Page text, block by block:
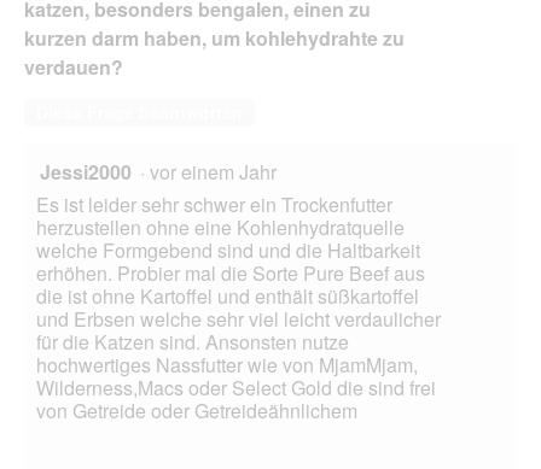
katzen, besonders bengalen, einen zu
kurzen darm haben, um kohlehydrahte zu
verdauen?
Jessi2000 · vor einem Jahr
Es ist leider sehr schwer ein Trockenfutter
herzustellen ohne eine Kohlenhydratquelle
welche Formgebend sind und die Haltbarkeit
erhöhen. Probier mal die Sorte Pure Beef aus
die ist ohne Kartoffel und enthält süßkartoffel
und Erbsen welche sehr viel leicht verdaulicher
für die Katzen sind. Ansonsten nutze
hochwertiges Nassfutter wie von MjamMjam,
Wilderness,Macs oder Select Gold die sind frei
von Getreide oder Getreideähnlichem